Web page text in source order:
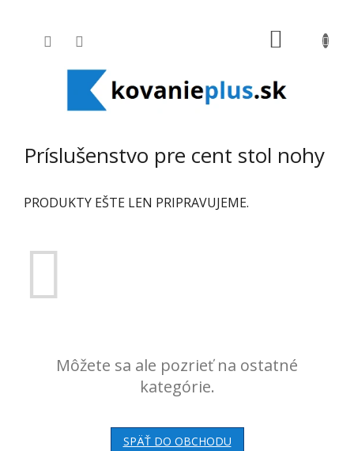
Príslušenstvo pre cent stol nohy
PRODUKTY EŠTE LEN PRIPRAVUJEME.
Môžete sa ale pozrieť na ostatné
kategórie.
SPÄŤ DO OBCHODU